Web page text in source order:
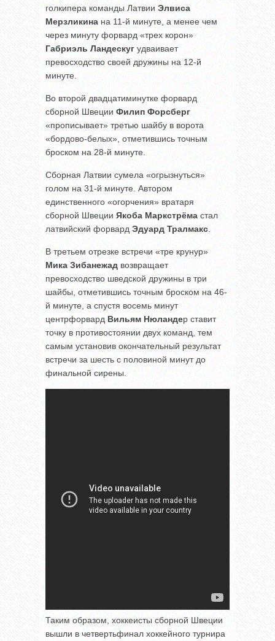
голкипера команды Латвии Элвиса
Мерзликина на 11-й минуте, а менее чем
через минуту форвард «трех корон»
Габриэль Ландескуг удваивает
превосходство своей дружины на 12-й
минуте.
Во второй двадцатиминутке форвард
сборной Швеции Филип Форсберг
«прописывает» третью шайбу в ворота
«бордово-белых», отметившись точным
броском на 28-й минуте.
Сборная Латвии сумела «огрызнуться»
голом на 31-й минуте. Автором
единственного «огорчения» вратаря
сборной Швеции Якоба Маркстрёма стал
латвийский форвард Эдуард Тралмакс
В третьем отрезке встречи «тре крунур»
Мика Зибанежад возвращает
превосходство шведской дружины в три
шайбы, отметившись точным броском на 46-
й минуте, а спустя восемь минут
центрфорвард Вильям Нюландер ставит
точку в противостоянии двух команд, тем
самым установив окончательный результат
встречи за шесть с половиной минут до
финальной сирены.
Таким образом, хоккеисты сборной Швеции
вышли в четвертьфинал хоккейного турнира